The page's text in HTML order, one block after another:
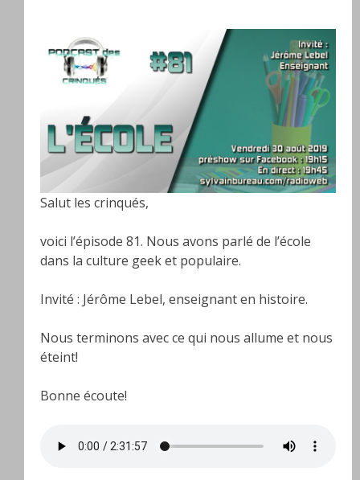
Salut les crinqués,
voici l’épisode 81. Nous avons parlé de l’école
dans la culture geek et populaire.
Invité : Jérôme Lebel, enseignant en histoire.
Nous terminons avec ce qui nous allume et nous
éteint!
Bonne écoute!